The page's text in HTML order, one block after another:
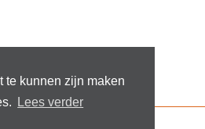
te kunnen zijn maken
Lees verder